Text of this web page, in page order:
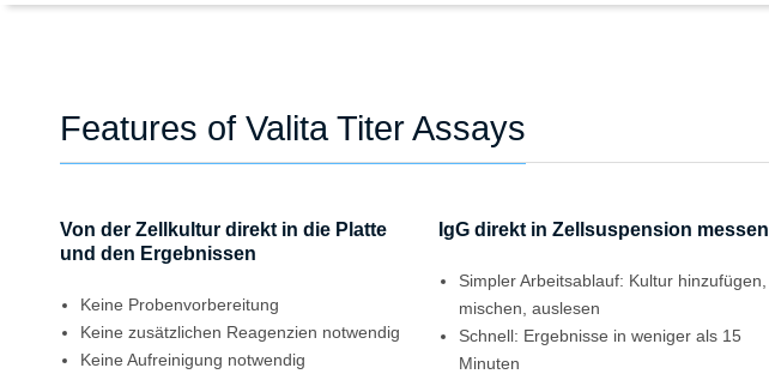
Features of Valita Titer Assays
Von der Zellkultur direkt in die Platte
und den Ergebnissen
Keine Probenvorbereitung
Keine zusätzlichen Reagenzien notwendig
Keine Aufreinigung notwendig
IgG direkt in Zellsuspension messen
Simpler Arbeitsablauf: Kultur hinzufügen,
mischen, auslesen
Schnell: Ergebnisse in weniger als 15
Minuten